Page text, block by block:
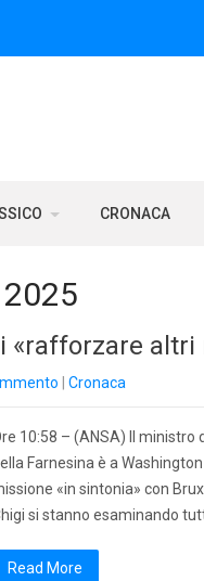
CRONACA
«rafforzare
Cronaca
10:58 – (ANSA) Il
Farnesina è a
«in sintonia» con
si stanno esaminando
Read More